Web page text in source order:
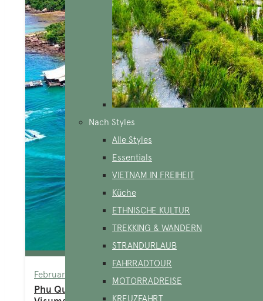
Nach Styles
Alle Styles
Essentials
VIETNAM IN FREIHEIT
Küche
ETHNISCHE KULTUR
TREKKING & WANDERN
STRANDURLAUB
FAHRRADTOUR
MOTORRADREISE
KREUZFAHRT
February 25, 2025
Phu Quoc befreit alle Reisenden von der